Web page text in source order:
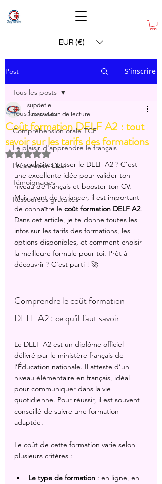
EUR (€)
Post S'inscrire
Tous les posts
Compréhension orale TCF
Le plaisir d'apprendre le français
Préparation DELF
Témoignages
Ressources gratuites
Tous les posts
Coût formation DELF A2 : tout
savoir sur les tarifs des formations
supdefle
2 mars 4 min de lecture
Noté NaN étoiles sur 5.
Tu souhaites passer le DELF A2 ? C’est
une excellente idée pour valider ton
niveau de français et booster ton CV.
Mais avant de te lancer, il est important
de connaître le coût formation DELF A2.
Dans cet article, je te donne toutes les
infos sur les tarifs des formations, les
options disponibles, et comment choisir
la meilleure formule pour toi. Prêt à
découvrir ? C’est parti ! 🚀
Comprendre le coût formation
DELF A2 : ce qu’il faut savoir
Le DELF A2 est un diplôme officiel
délivré par le ministère français de
l’Éducation nationale. Il atteste d’un
niveau élémentaire en français, idéal
pour communiquer dans la vie
quotidienne. Pour réussir, il est souvent
conseillé de suivre une formation
adaptée.
Le coût de cette formation varie selon
plusieurs critères :
Le type de formation : en ligne, en